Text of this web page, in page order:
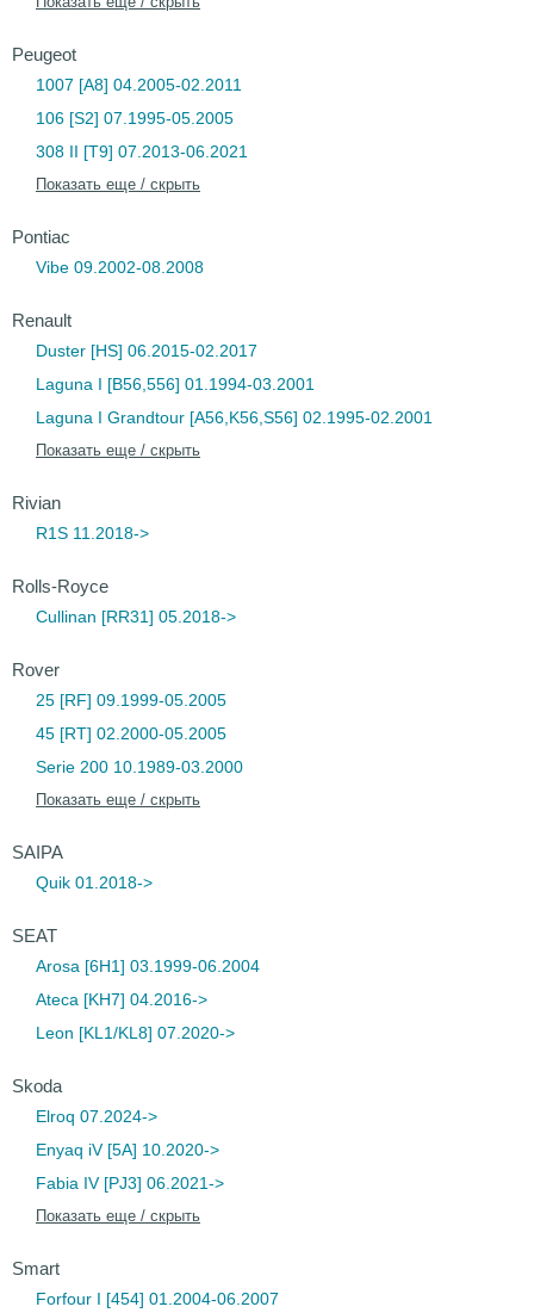
Peugeot
1007 [A8] 04.2005-02.2011
106 [S2] 07.1995-05.2005
308 II [T9] 07.2013-06.2021
Показать еще / скрыть
Pontiac
Vibe 09.2002-08.2008
Renault
Duster [HS] 06.2015-02.2017
Laguna I [B56,556] 01.1994-03.2001
Laguna I Grandtour [A56,K56,S56] 02.1995-02.2001
Показать еще / скрыть
Rivian
R1S 11.2018->
Rolls-Royce
Cullinan [RR31] 05.2018->
Rover
25 [RF] 09.1999-05.2005
45 [RT] 02.2000-05.2005
Serie 200 10.1989-03.2000
Показать еще / скрыть
SAIPA
Quik 01.2018->
SEAT
Arosa [6H1] 03.1999-06.2004
Ateca [KH7] 04.2016->
Leon [KL1/KL8] 07.2020->
Skoda
Elroq 07.2024->
Enyaq iV [5A] 10.2020->
Fabia IV [PJ3] 06.2021->
Показать еще / скрыть
Smart
Forfour I [454] 01.2004-06.2007